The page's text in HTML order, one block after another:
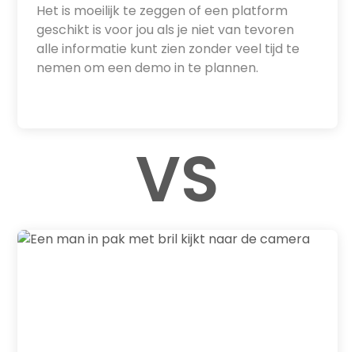
Het is moeilijk te zeggen of een platform
geschikt is voor jou als je niet van tevoren
alle informatie kunt zien zonder veel tijd te
nemen om een demo in te plannen.
VS